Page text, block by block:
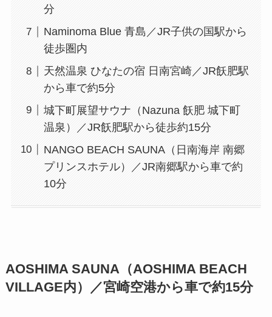
分
Naminoma Blue 青島／JR子供の国駅から
徒歩圏内
天然温泉 ひなたの宿 日南宮崎／JR飫肥駅
から車で約5分
城下町展望サウナ（Nazuna 飫肥 城下町
温泉）／JR飫肥駅から徒歩約15分
NANGO BEACH SAUNA（日南海岸 南郷
プリンスホテル）／JR南郷駅から車で約
10分
AOSHIMA SAUNA（AOSHIMA BEACH
VILLAGE内）／宮崎空港から車で約15分